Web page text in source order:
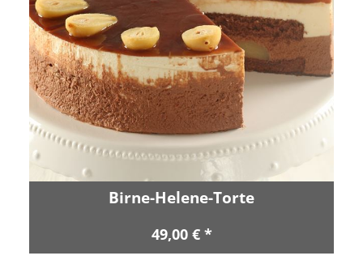
Birne-Helene-Torte
49,00 € *